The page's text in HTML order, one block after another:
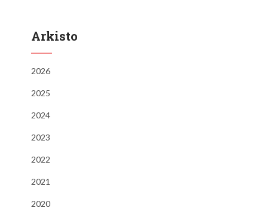
Arkisto
2026
2025
2024
2023
2022
2021
2020